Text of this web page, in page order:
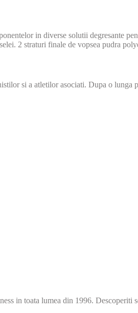
in diverse solutii degresante
2 straturi finale de vopsea pudra
si a atletilor asociati. Dupa o
in toata lumea din 1996.